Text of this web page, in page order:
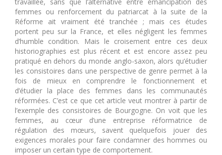
femmes ou renforcement du patriarcat à la suite de la
Réforme ait vraiment été tranchée ; mais ces études
portent peu sur la France, et elles négligent les femmes
d’humble condition. Mais le croisement entre ces deux
historiographies est plus récent et est encore assez peu
pratiqué en dehors du monde anglo-saxon, alors qu’étudier
les consistoires dans une perspective de genre permet à la
fois de mieux en comprendre le fonctionnement et
d’étudier la place des femmes dans les communautés
réformées. C’est ce que cet article veut montrer à partir de
l’exemple des consistoires de Bourgogne. On voit que les
femmes, au cœur d’une entreprise réformatrice de
régulation des mœurs, savent quelquefois jouer des
exigences morales pour faire condamner des hommes ou
imposer un certain type de comportement.